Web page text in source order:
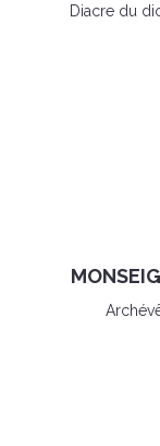
Diacre du